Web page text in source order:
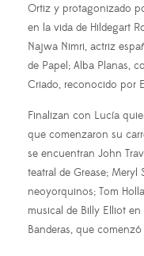
Ortiz y protagonizado
en la vida de Hildegart
Najwa Nimri, actriz
de Papel; Alba Planas,
Criado, reconocido por
Finalizan con Lucía
que comenzaron su
se encuentran John
teatral de Grease; Meryl
neoyorquinos; Tom
musical de Billy Elliot
Banderas, que